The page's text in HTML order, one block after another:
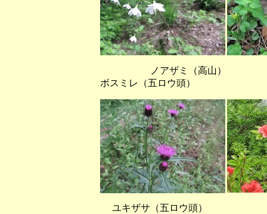
ノアザミ（高山）
ボスミレ（五ロウ頭）
ユキザサ（五ロウ頭）